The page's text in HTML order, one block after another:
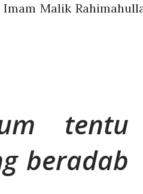
Malik
tentu
beradab